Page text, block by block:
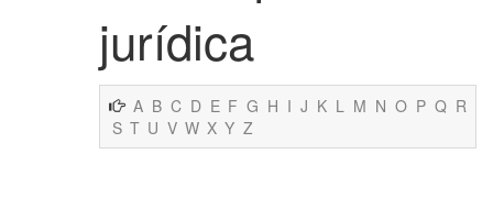
jurídica
A B C D E F G H I J K L M N O P Q R
S T U V W X Y Z